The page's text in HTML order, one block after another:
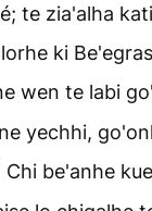
te zia'alha
ki
wen te labi
yechhi,
Chi be'anhe